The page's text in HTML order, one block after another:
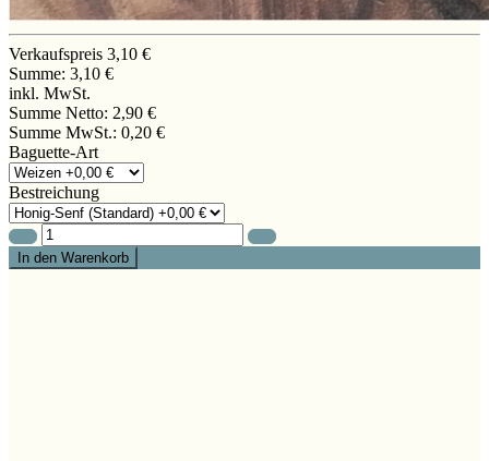
Verkaufspreis 3,10 €
Summe: 3,10 €
inkl. MwSt.
Summe Netto: 2,90 €
Summe MwSt.: 0,20 €
Baguette-Art
Bestreichung